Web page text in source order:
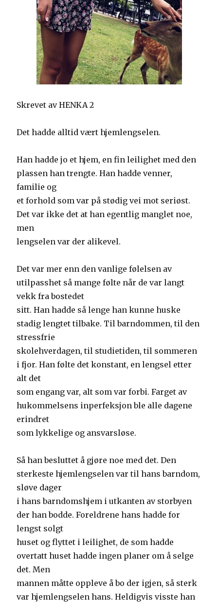
Skrevet av HENKA 2
Det hadde alltid vært hjemlengselen.
Han hadde jo et hjem, en fin leilighet med den
plassen han trengte. Han hadde venner,
familie og
et forhold som var på stødig vei mot seriøst.
Det var ikke det at han egentlig manglet noe,
men
lengselen var der alikevel.
Det var mer enn den vanlige følelsen av
utilpasshet så mange følte når de var langt
vekk fra bostedet
sitt. Han hadde så lenge han kunne huske
stadig lengtet tilbake. Til barndommen, til den
stressfrie
skolehverdagen, til studietiden, til sommeren
i fjor. Han følte det konstant, en lengsel etter
alt det
som engang var, alt som var forbi. Farget av
hukommelsens inperfeksjon ble alle dagene
erindret
som lykkelige og ansvarsløse.
Så han besluttet å gjøre noe med det. Den
sterkeste hjemlengselen var til hans barndom,
sløve dager
i hans barndomshjem i utkanten av storbyen
der han bodde. Foreldrene hans hadde for
lengst solgt
huset og flyttet i leilighet, de som hadde
overtatt huset hadde ingen planer om å selge
det. Men
mannen måtte oppleve å bo der igjen, så sterk
var hjemlengselen hans. Heldigvis visste han